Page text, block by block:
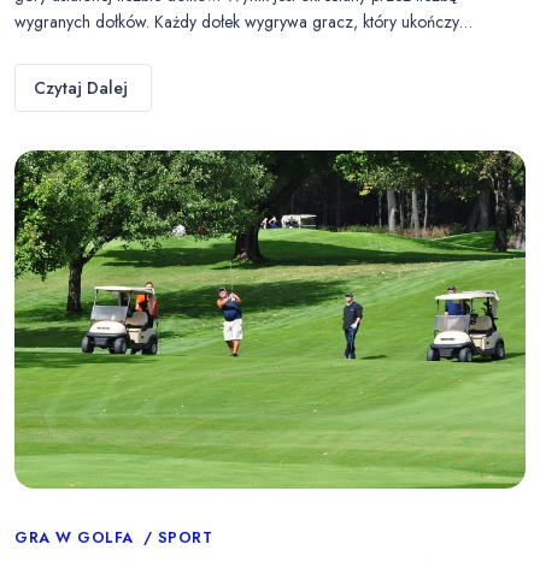
wygranych dołków. Każdy dołek wygrywa gracz, który ukończy…
Czytaj Dalej
Categories
GRA W GOLFA SPORT